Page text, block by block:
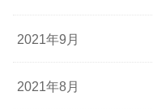
2021年9月
2021年8月